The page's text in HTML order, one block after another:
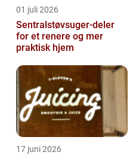
01 juli 2026
Sentralstøvsuger-deler
for et renere og mer
praktisk hjem
17 juni 2026